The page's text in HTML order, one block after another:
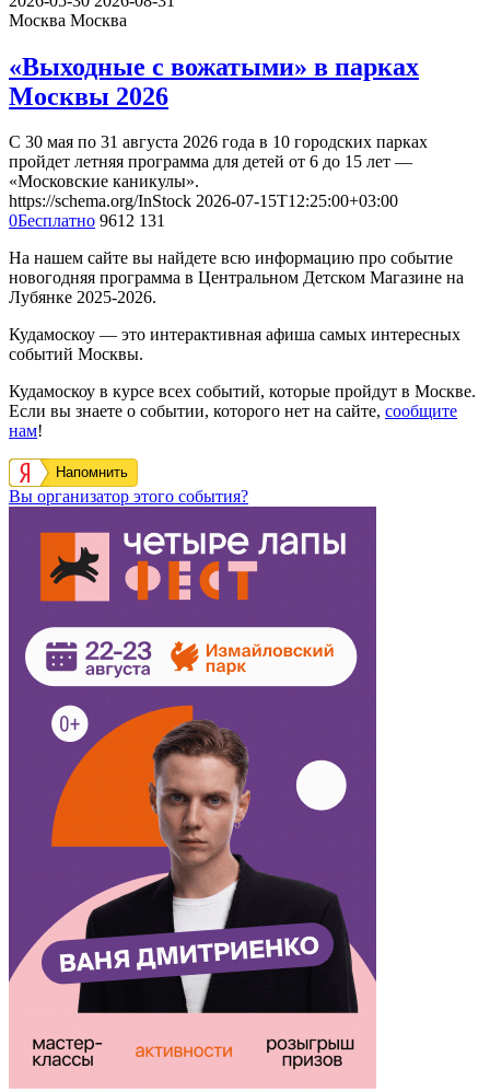
Москва Москва
«Выходные с вожатыми» в парках
Москвы 2026
С 30 мая по 31 августа 2026 года в 10 городских парках
пройдет летняя программа для детей от 6 до 15 лет —
«Московские каникулы».
https://schema.org/InStock 2026-07-15T12:25:00+03:00
0Бесплатно 9612 131
На нашем сайте вы найдете всю информацию про событие
новогодняя программа в Центральном Детском Магазине на
Лубянке 2025-2026.
Кудамоскоу — это интерактивная афиша самых интересных
событий Москвы.
Кудамоскоу в курсе всех событий, которые пройдут в Москве.
Если вы знаете о событии, которого нет на сайте, сообщите
нам!
Напомнить
Вы организатор этого события?